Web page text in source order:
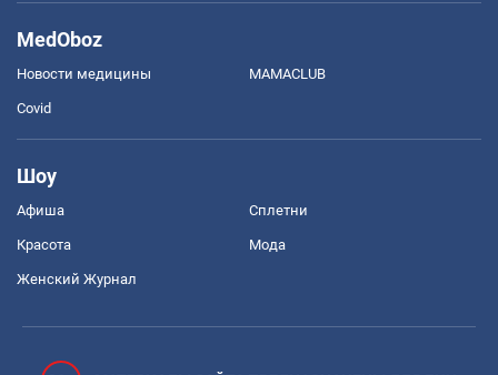
MedOboz
Новости медицины MAMACLUB
Covid
Шоу
Афиша Сплетни
Красота Мода
Женский Журнал